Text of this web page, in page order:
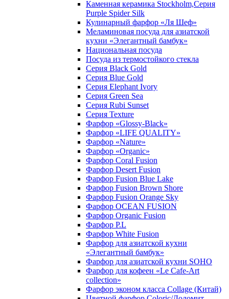
Каменная керамика Stockholm,Серия
Purple Spider Silk
Кулинарный фарфор «Ля Шеф»
Меламиновая посуда для азиатской
кухни «Элегантный бамбук»
Национальная посуда
Посуда из термостойкого стекла
Серия Black Gold
Серия Blue Gold
Серия Elephant Ivory
Серия Green Sea
Серия Rubi Sunset
Серия Texture
Фарфор «Glossy-Black»
Фарфор «LIFE QUALITY»
Фарфор «Nature»
Фарфор «Organic»
Фарфор Coral Fusion
Фарфор Desert Fusion
Фарфор Fusion Blue Lake
Фарфор Fusion Brown Shore
Фарфор Fusion Orange Sky
Фарфор OCEAN FUSION
Фарфор Organic Fusion
Фарфор P.L
Фарфор White Fusion
Фарфор для азиатской кухни
«Элегантный бамбук»
Фарфор для азиатской кухни SOHO
Фарфор для кофеен «Le Cafe-Art
collection»
Фарфор эконом класса Collage (Китай)